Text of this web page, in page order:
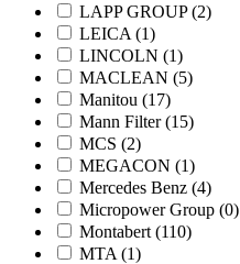
LAPP GROUP(2)
LEICA (1)
LINCOLN (1)
MACLEAN (5)
Manitou (17)
Mann Filter(15)
MCS (2)
MEGACON (1)
Mercedes Benz (4)
Micropower Group (0)
Montabert (110)
MTA (1)